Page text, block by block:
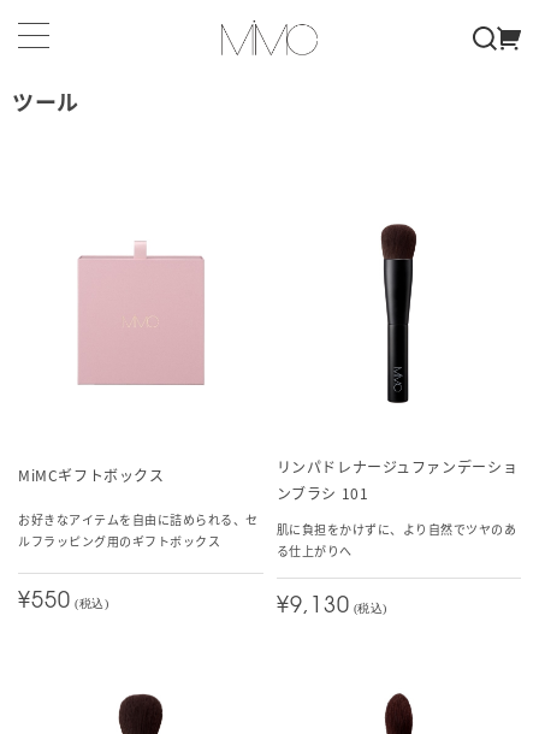
ツール
MiMCギフトボックス
お好きなアイテムを自由に詰められる、セ
ルフラッピング用のギフトボックス
¥550 (税込)
リンパドレナージュファンデーショ
ンブラシ 101
肌に負担をかけずに、より自然でツヤのあ
る仕上がりへ
¥9,130 (税込)